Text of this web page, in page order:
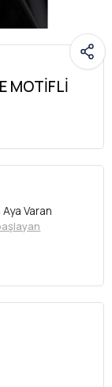
MOTİFLİ
Varan